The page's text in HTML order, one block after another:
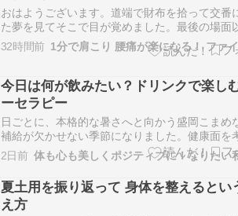
おはようございます。道端で財布を拾って交番
た夢を見てそこで目が覚めました。最後の場面
どんな夢だったか全く憶えていません。そーい
いぶ昔に街中で財布を拾って、すぐ駅前の交番
があったのを思い出しました。今日は日中…
32時間前
今日は何が飲みたい？ドリンクで楽し
ーセラピー
日ごとに、本格的な暑さへと向かう盛岡こまめ
補給が欠かせない季節になりました。健康面を
がら状況にあわせて、飲み物を選ぶのももちろ
事！ですが、リラックスタイムにお気に入りの
クを飲む時にはちょっとだけ視点を変えて「今
何色に惹かれるかな？」そんなふうに色を意…
2日前
夏土用を振り返って 身体を整えるとい
え方